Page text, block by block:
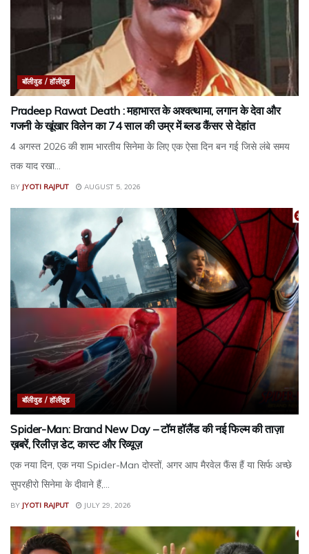
बॉलीवुड / हॉलीवुड
Pradeep Rawat Death : महाभारत के अश्वत्थामा, लगान के देवा और
गजनी के खूंखार विलेन का 74 साल की उम्र में ब्लड कैंसर से देहांत
4 अगस्त 2026 की शाम भारतीय सिनेमा के लिए एक ऐसा दिन बन गई जिसे लंबे समय
तक याद रखा...
BY JYOTI RAJPUT AUGUST 5, 2026
बॉलीवुड / हॉलीवुड
Spider-Man: Brand New Day – टॉम हॉलैंड की नई फिल्म की ताज़ा
ख़बरें, रिलीज़ डेट, कास्ट और रिव्यूज़
एक नया दिन, एक नया Spider-Man दोस्तों, अगर आप मैरवेल फैंस हैं या सिर्फ अच्छे
सुपरहीरो सिनेमा के दीवाने हैं,...
BY JYOTI RAJPUT JULY 29, 2026